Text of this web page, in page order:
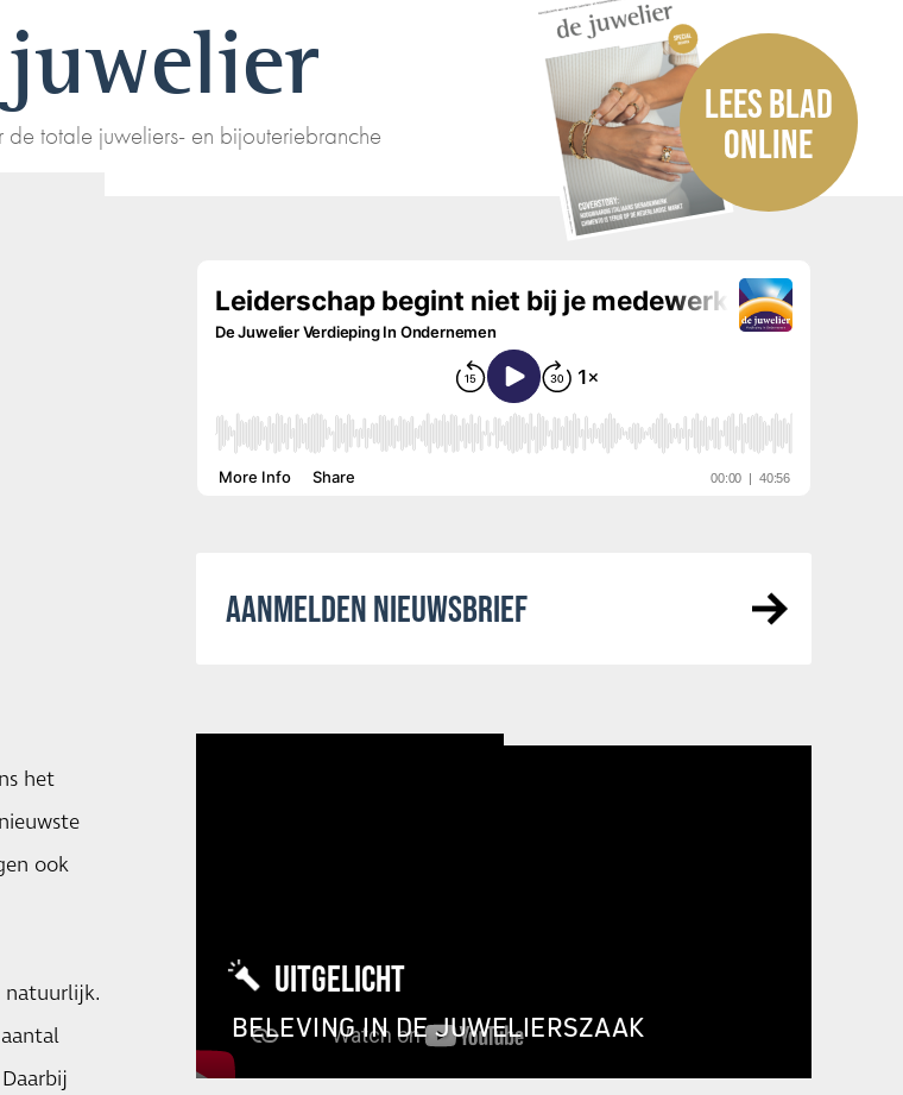
totale juweliers- en bijouteriebranche
LEES BLAD
ONLINE
het
ook
natuurlijk.
AANMELDEN NIEUWSBRIEF
UITGELICHT
BELEVING IN DE JUWELIERSZAAK